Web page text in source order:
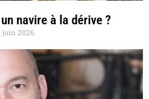
navire à la dérive ?
juin 2026